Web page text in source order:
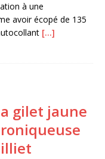
à une
avoir écopé de 135
[…]
gilet jaune